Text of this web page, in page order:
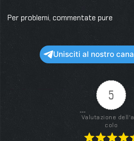
Per problemi, commentate pure
Unisciti al nostro
5
Valutazione
colo